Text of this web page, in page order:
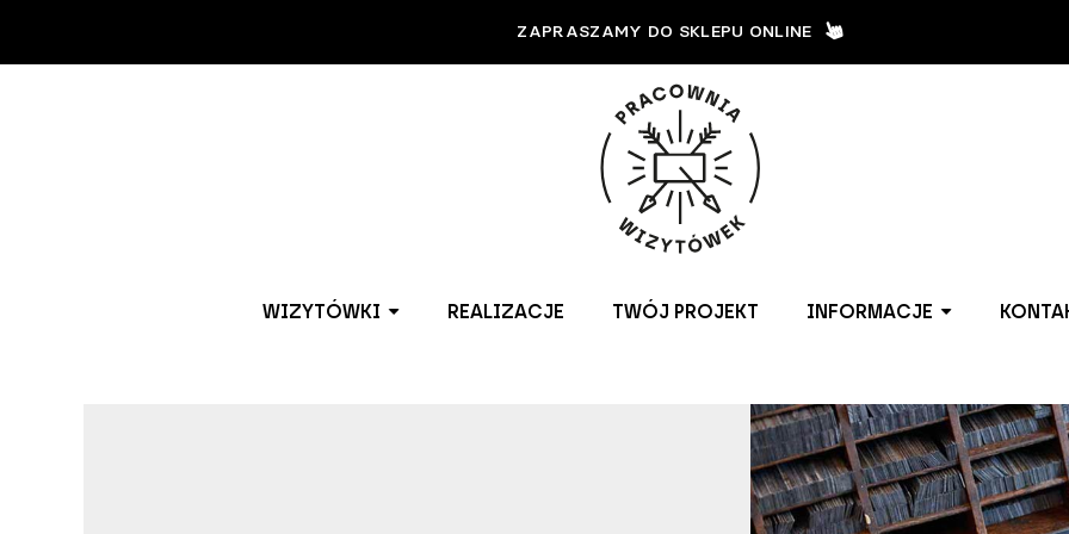
ZAPRASZAMY DO SKLEPU ONLINE
WIZYTÓWKI REALIZACJE TWÓJ PROJEKT INFORMACJE